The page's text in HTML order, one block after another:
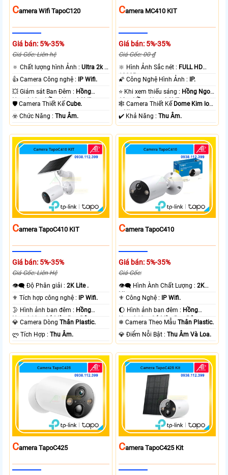
CAmera Wifi TapoC120
Giá bán: 5%-35%
Giá Gốc: Liên hệ
🔅 Chất lượng hình Ảnh :Ultra 2k +
.
👍 Camera Công nghệ :
IP Wifi.
💥 Giám sát Ban Đêm : Hồng
Ngoại 10m Hồng Ngoại SMD.
🛡 Camera Thiết KếCube.
️☣️ Chức Năng :Thu Âm.
CAmera MC410 KIT
Giá bán: 5%-35%
Giá Gốc: 00 ₫
🔆 Hình Ảnh Sắc nét : FULL HD
1080P .
🌠 Công Nghệ Hình Ảnh :
IP.
⭐ Khi xem thiếu sáng : Hồng Ngoại
10m Hồng Ngoại SMD.
🕸️ Camera Thiết Kế Dome Kim loại
+ Nhựa.
️✔️ Khả Năng :Thu Âm.
CAmera TapoC410 KIT
Giá bán: 5%-35%
Giá Gốc: Liên Hệ
👁️‍🗨 Độ Phân giải :2K Lite .
⚜️ Tích hợp công nghệ : IP Wifi.
🌛 Hình ảnh ban đêm : Hồng
Ngoại 10m Có Màu Ban Ðêm.
💎 Camera DòngThân Plastic.
️ლ Tích Hợp :Thu Âm.
CAmera TapoC410
Giá bán: 5%-35%
Giá Gốc:
👁️‍🗨 Hình Ành Chất Lượng :2K
Lite .
⚜️ Công Nghệ : IP Wifi.
🌔 Hình ảnh ban đêm : Hồng
Ngoại 10m Có Màu Ban Ðêm.
❄ Camera Theo MẫuThân Plastic.
️💎 Điểm Nỗi Bật :Thu Âm Và Loa.
CAmera TapoC425 CAmera TapoC425 Kit